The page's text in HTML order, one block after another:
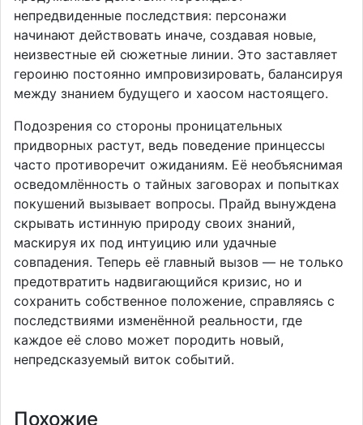
непредвиденные последствия: персонажи
начинают действовать иначе, создавая новые,
неизвестные ей сюжетные линии. Это заставляет
героиню постоянно импровизировать, балансируя
между знанием будущего и хаосом настоящего.
Подозрения со стороны проницательных
придворных растут, ведь поведение принцессы
часто противоречит ожиданиям. Её необъяснимая
осведомлённость о тайных заговорах и попытках
покушений вызывает вопросы. Прайд вынуждена
скрывать истинную природу своих знаний,
маскируя их под интуицию или удачные
совпадения. Теперь её главный вызов — не только
предотвратить надвигающийся кризис, но и
сохранить собственное положение, справляясь с
последствиями изменённой реальности, где
каждое её слово может породить новый,
непредсказуемый виток событий.
Похожие